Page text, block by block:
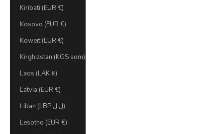
Kiribati (EUR €)
Kosovo (EUR €)
Koweït (EUR €)
Kirghizstan (KGS som)
Laos (LAK ₭)
Latvia (EUR €)
Liban (LBP ل.ل)
Lesotho (EUR €)